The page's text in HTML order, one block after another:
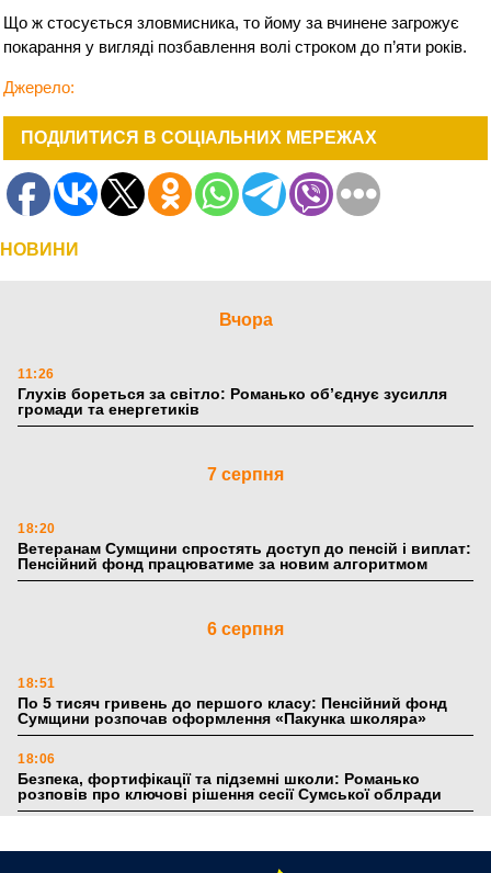
Що ж стосується зловмисника, то йому за вчинене загрожує
покарання у вигляді позбавлення волі строком до п’яти років.
Джерело:
ПОДІЛИТИСЯ В СОЦІАЛЬНИХ МЕРЕЖАХ
НОВИНИ
Вчора
11:26
Глухів бореться за світло: Романько об’єднує зусилля
громади та енергетиків
7 серпня
18:20
Ветеранам Сумщини спростять доступ до пенсій і виплат:
Пенсійний фонд працюватиме за новим алгоритмом
6 серпня
18:51
По 5 тисяч гривень до першого класу: Пенсійний фонд
Сумщини розпочав оформлення «Пакунка школяра»
18:06
Безпека, фортифікації та підземні школи: Романько
розповів про ключові рішення сесії Сумської облради
Поки літо плавить асфальт: 5 книжкових історій із